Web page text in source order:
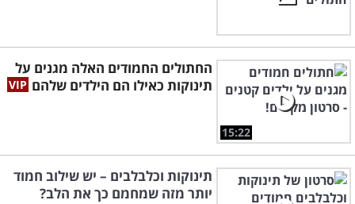
15:22
החתולים החמודים האלה מגנים על
תינוקות כאילו הם הילדים שלהם
תינוקות וכלבלבים – יש שילוב חמוד
יותר מזה שמחמם כך את הלב?